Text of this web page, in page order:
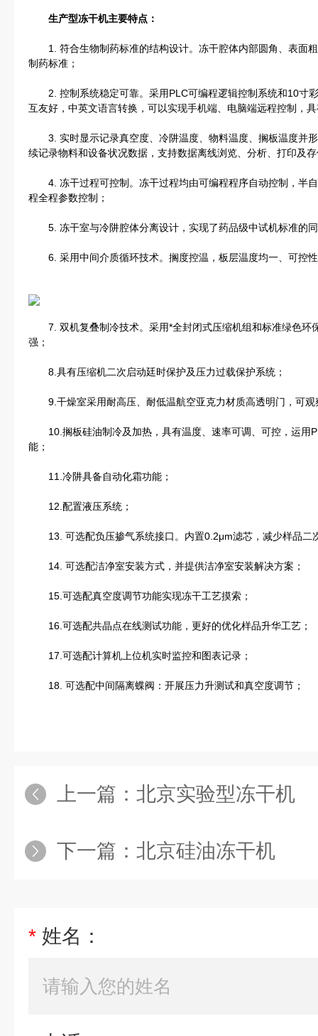
生产型冻干机主要特点：
1. 符合生物制药标准的结构设计。冻干腔体内部圆角、表面
制药标准；
2. 控制系统稳定可靠。采用PLC可编程逻辑控制系统和10寸
互友好，中英文语言转换，可以实现手机端、电脑端远程控制，
3. 实时显示记录真空度、冷阱温度、物料温度、搁板温度并
续记录物料和设备状况数据，支持数据离线浏览、分析、打印及
4. 冻干过程可控制。冻干过程均由可编程程序自动控制，半
程全程参数控制；
5. 冻干室与冷阱腔体分离设计，实现了药品级中试机标准的
6. 采用中间介质循环技术。搁度控温，板层温度均一、可控
7. 双机复叠制冷技术。采用*全封闭式压缩机组和标准绿色环
强；
8.具有压缩机二次启动廷时保护及压力过载保护系统；
9.干燥室采用耐高压、耐低温航空亚克力材质高透明门，可观
10.搁板硅油制冷及加热，具有温度、速率可调、可控，运用
能；
11.冷阱具备自动化霜功能；
12.配置液压系统；
13. 可选配负压掺气系统接口。内置0.2μm滤芯，减少样品二
14. 可选配洁净室安装方式，并提供洁净室安装解决方案；
15.可选配真空度调节功能实现冻干工艺摸索；
16.可选配共晶点在线测试功能，更好的优化样品升华工艺；
17.可选配计算机上位机实时监控和图表记录；
18. 可选配中间隔离蝶阀：开展压力升测试和真空度调节；
上一篇： 北京实验型冻干机
下一篇： 北京硅油冻干机
* 姓名：